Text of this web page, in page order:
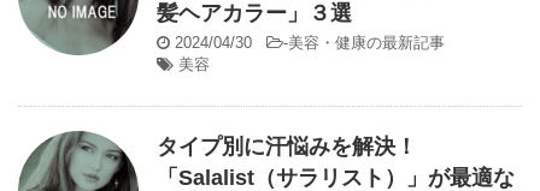
髪ヘアカラー」３選
2024/04/30 -美容・健康の最新記事
美容
タイプ別に汗悩みを解決！
「Salalist（サラリスト）」が最適な